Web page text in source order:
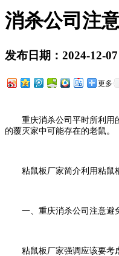
消杀公司注
发布日期： 2024-12-
更多
重庆消杀公司平时所利用的
的覆灭家中可能存在的老鼠。
粘鼠板厂家简介利用粘鼠
一、重庆消杀公司注意避
粘鼠板厂家强调应该要考虑